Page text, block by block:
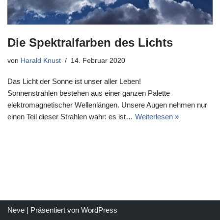
Die Spektralfarben des Lichts
von Harald Knust 14. Februar 2020
Das Licht der Sonne ist unser aller Leben!
Sonnenstrahlen bestehen aus einer ganzen Palette
elektromagnetischer Wellenlängen. Unsere Augen nehmen nur
einen Teil dieser Strahlen wahr: es ist… Weiterlesen »
Neve | Präsentiert von WordPress